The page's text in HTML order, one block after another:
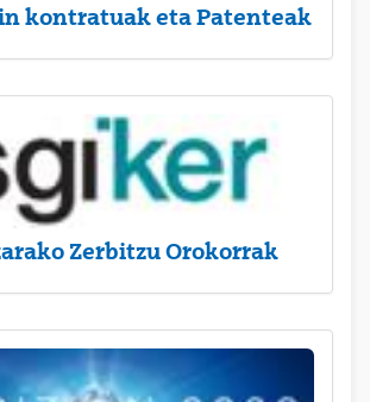
kontratuak eta Patenteak
Zerbitzu Orokorrak